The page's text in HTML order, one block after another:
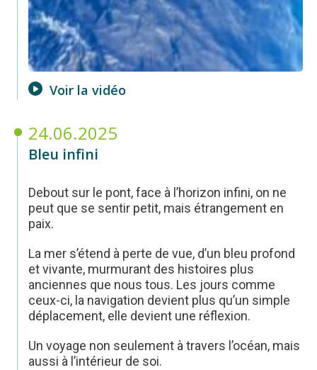
Voir la vidéo
24.06.2025
Bleu infini
Debout sur le pont, face à l’horizon infini, on ne
peut que se sentir petit, mais étrangement en
paix.
La mer s’étend à perte de vue, d’un bleu profond
et vivante, murmurant des histoires plus
anciennes que nous tous. Les jours comme
ceux-ci, la navigation devient plus qu’un simple
déplacement, elle devient une réflexion.
Un voyage non seulement à travers l’océan, mais
aussi à l’intérieur de soi.